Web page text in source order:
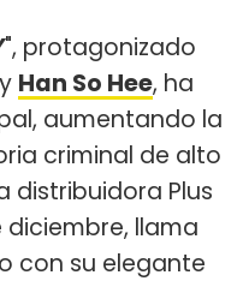
", protagonizado
y Han So Hee, ha
aumentando la
criminal de alto
distribuidora Plus
diciembre, llama
con su elegante